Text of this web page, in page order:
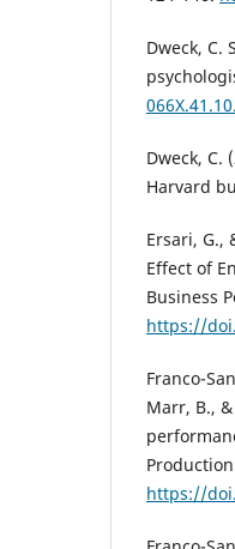
Dweck, C.
Dweck, C.
Harvard
Ersari, G.,
Effect of
Business
https://
Franco-
Marr, B.,
https://